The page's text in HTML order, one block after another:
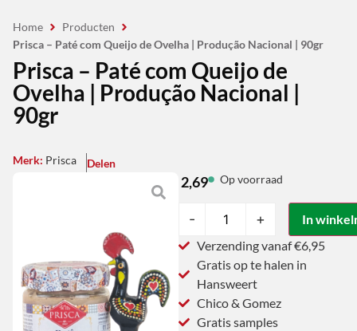
Home
Producten
Prisca – Paté com Queijo de Ovelha | Produção Nacional | 90gr
Prisca – Paté com Queijo de
Ovelha | Produção Nacional |
90gr
Merk: Prisca Delen
2,69 Op voorraad
- +
In
Verzending vanaf €6,95
Gratis op te halen in
Hansweert
Chico & Gomez
Gratis samples